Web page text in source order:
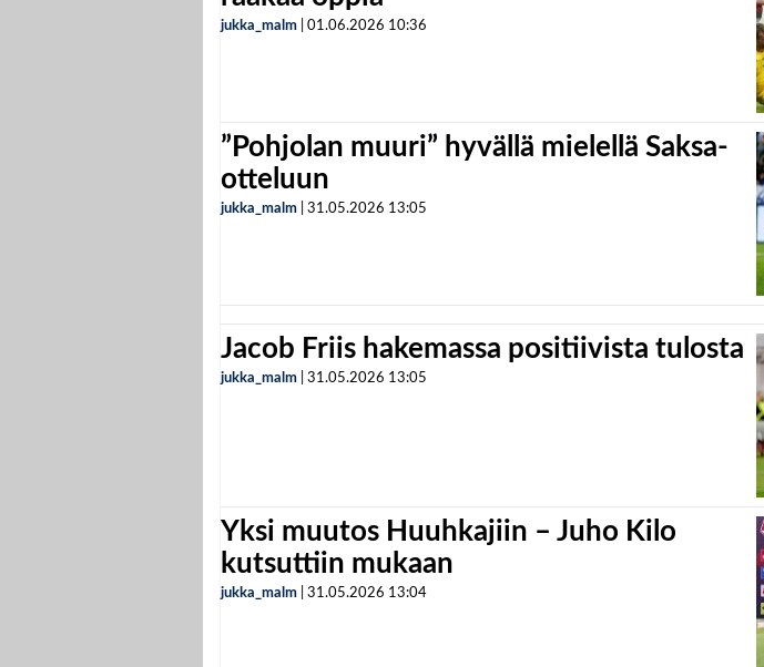
jukka_malm 01.06.2026 10:36
”Pohjolan muuri” hyvällä mielellä Saksa-
otteluun
jukka_malm 31.05.2026 13:05
Jacob Friis hakemassa positiivista tulosta
jukka_malm 31.05.2026 13:05
Yksi muutos Huuhkajiin – Juho Kilo
kutsuttiin mukaan
jukka_malm 31.05.2026 13:04